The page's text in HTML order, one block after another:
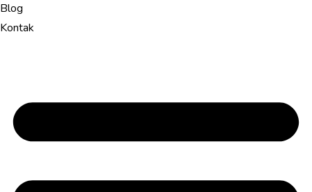
Blog
Kontak